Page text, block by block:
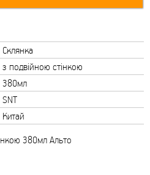
Склянка
з подвійною стінкою
380мл
SNT
Китай
380мл Альто